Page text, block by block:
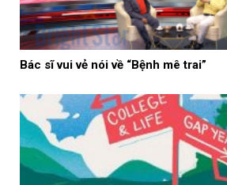
Bác sĩ vui vẻ nói về “Bệnh mê trai”